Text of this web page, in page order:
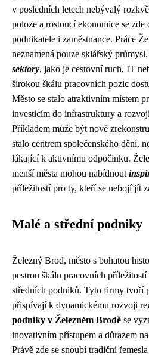
v posledních letech nebývalý
poloze a rostoucí ekonomice se
podnikatele i zaměstnance. Práce
neznamená pouze sklářský průmysl.
sektory, jako je cestovní ruch, IT
širokou škálu pracovních pozic
Město se stalo atraktivním místem
investicím do infrastruktury a
Příkladem může být nově
stalo centrem společenského dění,
lákající k aktivnímu odpočinku.
menší města mohou nabídnout
příležitostí pro ty, kteří se nebojí jít
Malé a střední podniky
Železný Brod, město s bohatou
pestrou škálu pracovních
středních podniků. Tyto firmy tvoří
přispívají k dynamickému rozvoji
podniky v Železném Brodě se
inovativním přístupem a důrazem
Právě zde se snoubí tradiční